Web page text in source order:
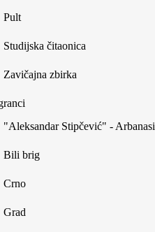
Pult
Studijska čitaonica
Zavičajna zbirka
"Aleksandar Stipčević" - Arbanasi
Bili brig
Crno
Grad